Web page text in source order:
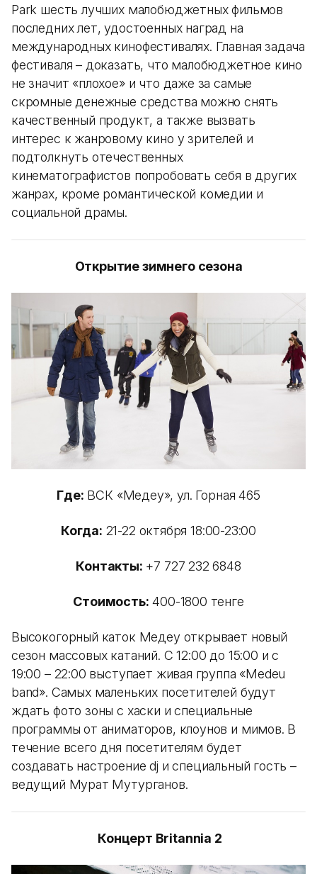
Park шесть лучших малобюджетных фильмов
последних лет, удостоенных наград на
международных кинофестивалях. Главная задача
фестиваля – доказать, что малобюджетное кино
не значит «плохое» и что даже за самые
скромные денежные средства можно снять
качественный продукт, а также вызвать
интерес к жанровому кино у зрителей и
подтолкнуть отечественных
кинематографистов попробовать себя в других
жанрах, кроме романтической комедии и
социальной драмы.
Открытие зимнего сезона
Где: ВСК «Медеу», ул. Горная 465
Когда: 21-22 октября 18:00-23:00
Контакты: +7 727 232 6848
Стоимость: 400-1800 тенге
Высокогорный каток Медеу открывает новый
сезон массовых катаний. С 12:00 до 15:00 и с
19:00 – 22:00 выступает живая группа «Medeu
band». Самых маленьких посетителей будут
ждать фото зоны с хаски и специальные
программы от аниматоров, клоунов и мимов. В
течение всего дня посетителям будет
создавать настроение dj и специальный гость –
ведущий Мурат Мутурганов.
Концерт Britannia 2